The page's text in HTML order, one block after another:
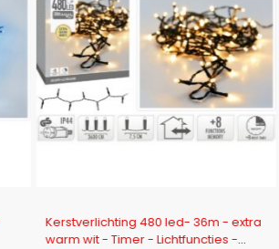
-16%
Kerstverlichting 480 led- 36m - extra
warm wit - Timer - Lichtfuncties -